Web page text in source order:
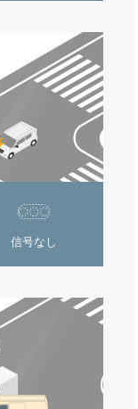
信号なし